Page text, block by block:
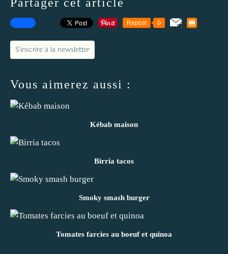
Repost 0
S'inscrire à la newsletter
Vous aimerez aussi :
Kébab maison
Birria tacos
Smoky smash burger
Tomates farcies au boeuf et quinoa